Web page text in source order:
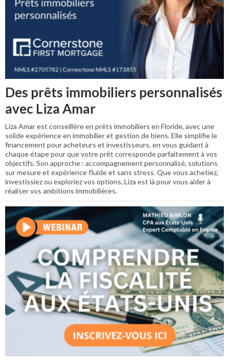
Des prêts immobiliers personnalisés
avec Liza Amar
Liza Amar est conseillère en prêts immobiliers en Floride, avec une
solide expérience en immobilier et gestion de biens. Elle simplifie le
financement pour acheteurs et investisseurs, en vous guidant à
chaque étape pour que votre prêt corresponde parfaitement à vos
objectifs. Son approche : accompagnement personnalisé, solutions
sur mesure et expérience fluide et sans stress. Que vous achetiez,
investissiez ou exploriez vos options, Liza est là pour vous aider à
réaliser vos ambitions immobilières.